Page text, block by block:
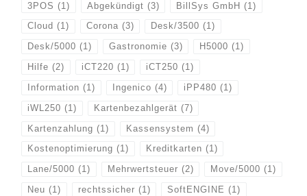
3POS (1) Abgekündigt (3) BillSys GmbH (1)
Cloud (1) Corona (3) Desk/3500 (1)
Desk/5000 (1) Gastronomie (3) H5000 (1)
Hilfe (2) iCT220 (1) iCT250 (1)
Information (1) Ingenico (4) iPP480 (1)
iWL250 (1) Kartenbezahlgerät (7)
Kartenzahlung (1) Kassensystem (4)
Kostenoptimierung (1) Kreditkarten (1)
Lane/5000 (1) Mehrwertsteuer (2) Move/5000 (1)
Neu (1) rechtssicher (1) SoftENGINE (1)